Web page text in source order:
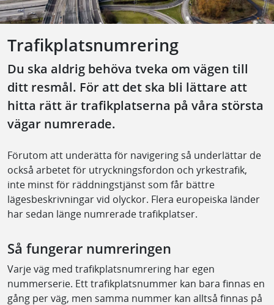
Trafikplatsnumrering
Du ska aldrig behöva tveka om vägen till
ditt resmål. För att det ska bli lättare att
hitta rätt är trafikplatserna på våra största
vägar numrerade.
Förutom att underätta för navigering så underlättar de
också arbetet för utryckningsfordon och yrkestrafik,
inte minst för räddningstjänst som får bättre
lägesbeskrivningar vid olyckor. Flera europeiska länder
har sedan länge numrerade trafikplatser.
Så fungerar numreringen
Varje väg med trafikplatsnumrering har egen
nummerserie. Ett trafikplatsnummer kan bara finnas en
gång per väg, men samma nummer kan alltså finnas på